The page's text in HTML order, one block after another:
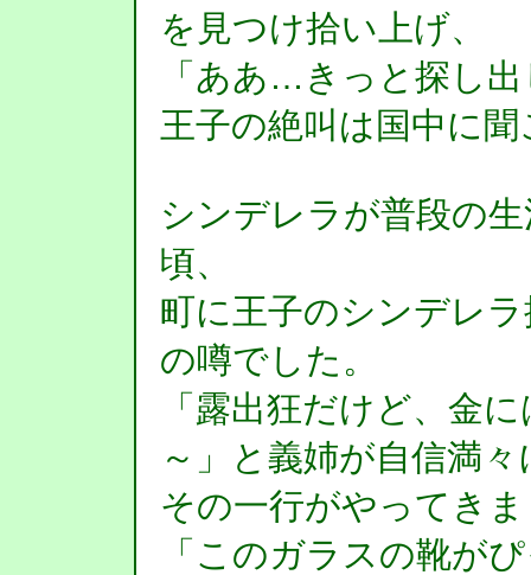
を見つけ拾い上げ、
「ああ…きっと探し
王子の絶叫は国中に
シンデレラが普段の
頃、
町に王子のシンデレ
の噂でした。
「露出狂だけど、金
～」と義姉が自信満
その一行がやってき
「このガラスの靴が